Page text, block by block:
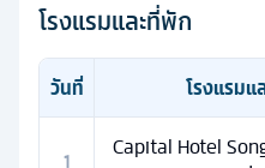
โรงแรมและที่พัก
วันที่ โรงแรมแ
1
Capital Hotel